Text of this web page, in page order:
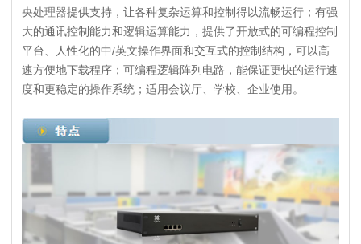
央处理器提供支持，让各种复杂运算和控制得以流畅运行；有强
大的通讯控制能力和逻辑运算能力，提供了开放式的可编程控制
平台、人性化的中/英文操作界面和交互式的控制结构，可以高
速方便地下载程序；可编程逻辑阵列电路，能保证更快的运行速
度和更稳定的操作系统；适用会议厅、学校、企业使用。